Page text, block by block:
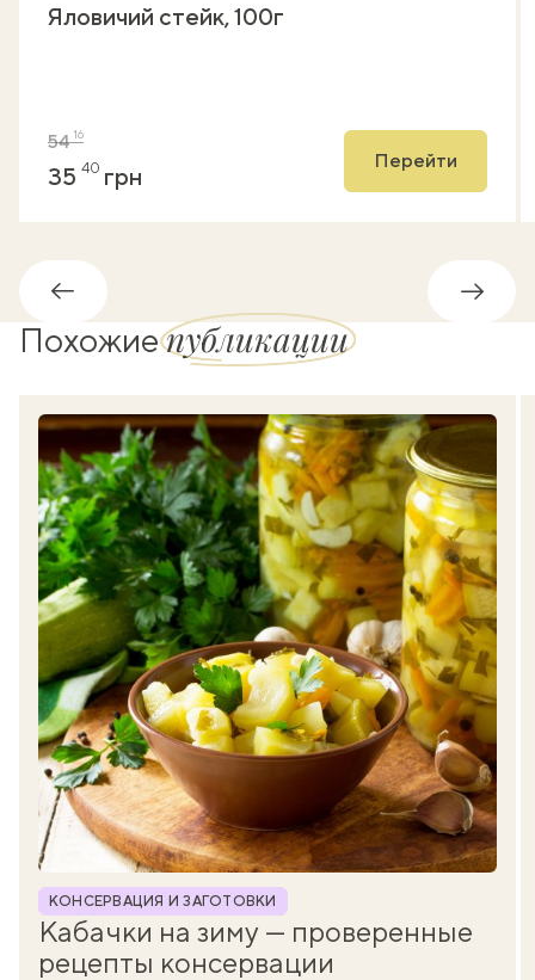
Яловичий стейк, 100г
5416
35 40 грн
Перейти
Обратно
Похожиепубликации
Рубрика
КОНСЕРВАЦИЯ И ЗАГОТОВКИ
Кабачки на зиму — проверенные
рецепты консервации